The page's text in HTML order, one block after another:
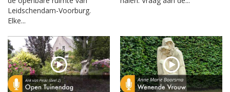
Leidschendam-Voorburg.
Elke...